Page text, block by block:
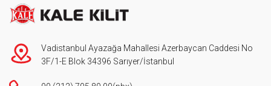
Vadistanbul Ayazağa Mahallesi Azerbaycan Caddesi No
3F/1-E Blok 34396 Sarıyer/İstanbul